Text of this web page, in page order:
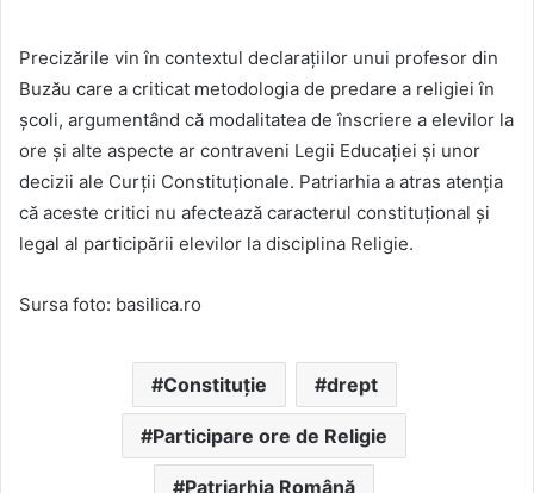
Precizările vin în contextul declarațiilor unui profesor din
Buzău care a criticat metodologia de predare a religiei în
școli, argumentând că modalitatea de înscriere a elevilor la
ore și alte aspecte ar contraveni Legii Educației și unor
decizii ale Curții Constituționale. Patriarhia a atras atenția
că aceste critici nu afectează caracterul constituțional și
legal al participării elevilor la disciplina Religie.
Sursa foto: basilica.ro
Constituție drept
Participare ore de Religie
Patriarhia Română